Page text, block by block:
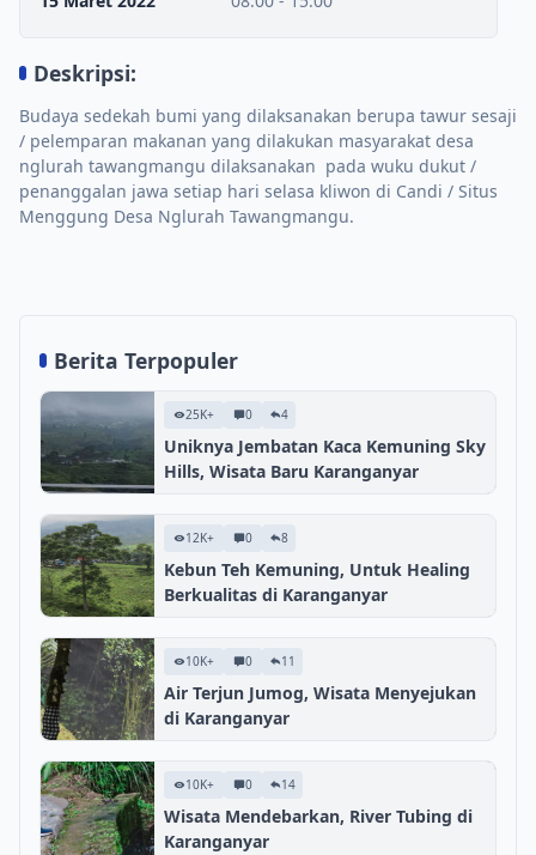
Deskripsi:
Budaya sedekah bumi yang dilaksanakan berupa tawur sesaji
/ pelemparan makanan yang dilakukan masyarakat desa
nglurah tawangmangu dilaksanakan pada wuku dukut /
penanggalan jawa setiap hari selasa kliwon di Candi / Situs
Menggung Desa Nglurah Tawangmangu.
Berita Terpopuler
25K+ 0 4
Uniknya Jembatan Kaca Kemuning Sky
Hills, Wisata Baru Karanganyar
12K+ 0 8
Kebun Teh Kemuning, Untuk Healing
Berkualitas di Karanganyar
10K+ 0 11
Air Terjun Jumog, Wisata Menyejukan
di Karanganyar
10K+ 0 14
Wisata Mendebarkan, River Tubing di
Karanganyar